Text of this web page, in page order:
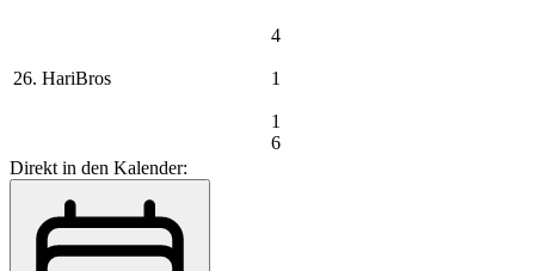
26. HariBros
4
1
1
6
Direkt in den Kalender: